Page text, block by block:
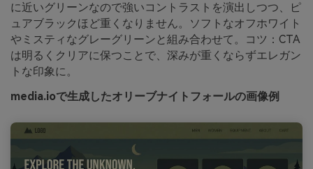
に近いグリーンなので強いコントラストを演出しつつ、ピ
ュアブラックほど重くなりません。ソフトなオフホワイト
やミスティなグレーグリーンと組み合わせて。コツ：CTA
は明るくクリアに保つことで、深みが重くならずエレガン
トな印象に。
media.ioで生成したオリーブナイトフォールの画像例